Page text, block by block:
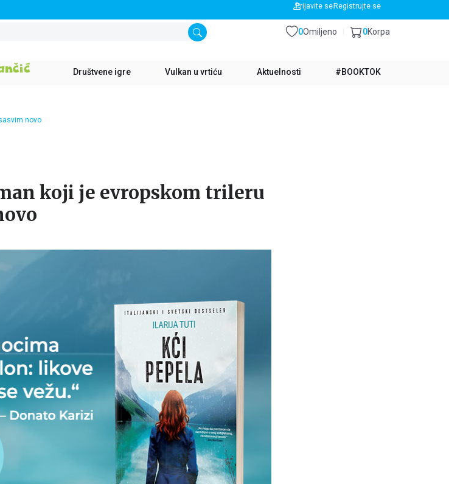
BESPLATNA DOSTAVA ZA IZNOS PREKO 3500 RSD
Prijavite se Registrujte se
Omiljeno
0 Korpa
0
Društvene igre Vulkan u vrtiću Aktuelnosti #BOOKTOK
novo
koji je evropskom trileru